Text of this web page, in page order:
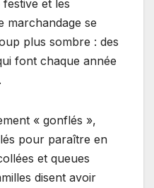
festive et les
marchandage se
plus sombre : des
font chaque année
« gonflés »,
pour paraître en
et queues
disent avoir